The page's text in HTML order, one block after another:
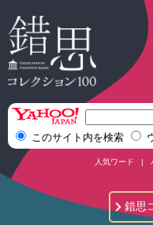
このサイト内を検索
人気ワード |
錯思